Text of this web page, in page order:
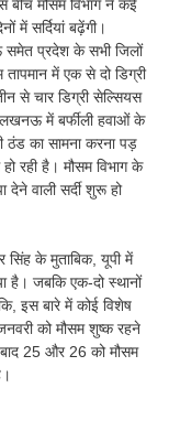
बीच मौसम विभाग ने कई
में सर्दियां बढ़ेंगी।
प्रदेश के सभी जिलों
तापमान में एक से दो डिग्री
से चार डिग्री सेल्सियस
लखनऊ में बर्फीली हवाओं के
ठंड का सामना करना पड़
रही है। मौसम विभाग के
वाली सर्दी शुरू हो
सिंह के मुताबिक, यूपी में
है। जबकि एक-दो स्थानों
इस बारे में कोई विशेष
को मौसम शुष्क रहने
25 और 26 को मौसम